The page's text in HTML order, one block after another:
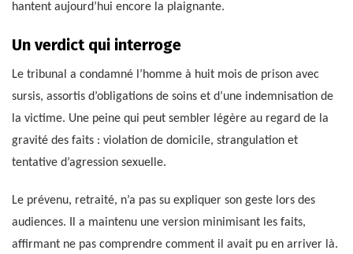
hantent aujourd’hui encore la plaignante.
Un verdict qui interroge
Le tribunal a condamné l’homme à huit mois de prison avec
sursis, assortis d’obligations de soins et d’une indemnisation de
la victime. Une peine qui peut sembler légère au regard de la
gravité des faits : violation de domicile, strangulation et
tentative d’agression sexuelle.
Le prévenu, retraité, n’a pas su expliquer son geste lors des
audiences. Il a maintenu une version minimisant les faits,
affirmant ne pas comprendre comment il avait pu en arriver là.